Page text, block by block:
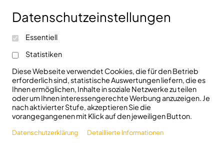
Ravensburger Str. 29
D-89522 Heidenheim
Kontaktieren Sie uns!
Folgen Sie uns!
Datenschutzeinstellungen
Essentiell
Statistiken
Diese Webseite verwendet Cookies, die für den Betrieb
erforderlich sind, statistische Auswertungen liefern, die es
Ihnen ermöglichen, Inhalte in soziale Netzwerke zu teilen
oder um Ihnen interessengerechte Werbung anzuzeigen. Je
nach aktivierter Stufe, akzeptieren Sie die
vorangegangenen mit Klick auf den jeweiligen Button.
Datenschutzerklärung Detaillierte Informationen